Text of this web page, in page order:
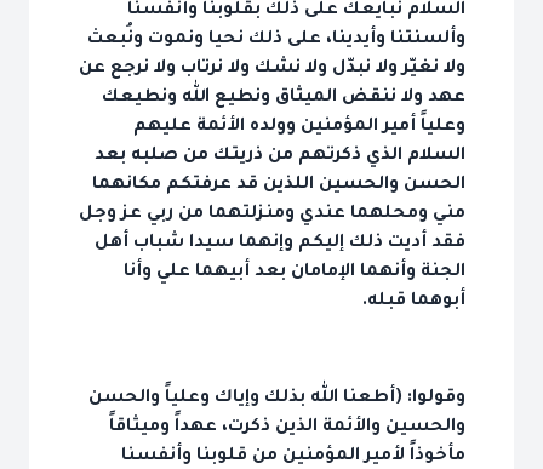
السلام نبايعك على ذلك بقلوبنا وأنفسنا
وألسنتنا وأيدينا، على ذلك نحيا ونموت ونُبعث
ولا نغيّر ولا نبدّل ولا نشك ولا نرتاب ولا نرجع عن
عهد ولا ننقض الميثاق ونطيع الله ونطيعك
وعلياً أمير المؤمنين وولده الأئمة عليهم
السلام الذي ذكرتهم من ذريتك من صلبه بعد
الحسن والحسين اللذين قد عرفتكم مكانهما
مني ومحلهما عندي ومنزلتهما من ربي عز وجل
فقد أديت ذلك إليكم وإنهما سيدا شباب أهل
الجنة وأنهما الإمامان بعد أبيهما علي وأنا
أبوهما قبله.
وقولوا: (أطعنا الله بذلك وإياك وعلياً والحسن
والحسين والأئمة الذين ذكرت، عهداً وميثاقاً
مأخوذاً لأمير المؤمنين من قلوبنا وأنفسنا